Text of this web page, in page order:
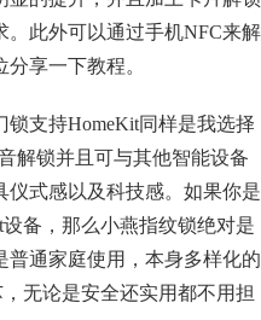
。此外可以通过手机NFC来解
享一下教程。
支持HomeKit同样是我选择
解锁并且可与其他智能设备
式感以及科技感。如果你是
备，那么小燕指纹锁绝对是
通家庭使用，本身多样化的
无论是安全还实用都不用担